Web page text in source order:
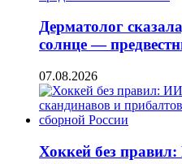
Дерматолог
солнце —
07.08.2026
Хоккей без